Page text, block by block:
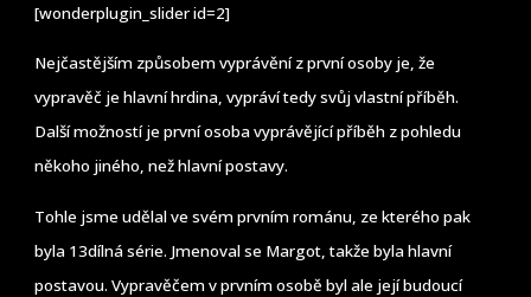
[wonderplugin_slider id=2]
Nejčastějším způsobem vyprávění z první osoby je, že
vypravěč je hlavní hrdina, vypráví tedy svůj vlastní příběh.
Další možností je první osoba vyprávějící příběh z pohledu
někoho jiného, než hlavní postavy.
Tohle jsme udělal ve svém prvním románu, ze kterého pak
byla 13dílná série. Jmenoval se Margot, takže byla hlavní
postavou. Vypravěčem v prvním osobě byl ale její budoucí